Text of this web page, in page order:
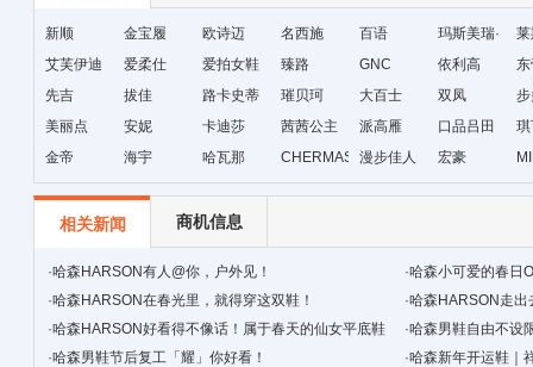
新顺 金宝履 欧诗迈 名西施 百语
玛斯美瑞·
琳
艾芙伊迪
爱柔仕 爱拍女鞋 臻路 GNC 依利高
先吉
拔佳
路卡史蒂
芙
璀贝珂 大百士 双凤
美丽点
安妮 卡迪莎 茜茜公主 派高雁 口品吕田
金帝
海宇 哈瓦那 CHERMAS&KAETH
漫步佳人 宏豪
相关新闻 商机信息
·哈森HARSON有人@你，户外见！ ·哈森小可爱的春日
·哈森HARSON在春光里，就得穿这双鞋！ ·哈森HARSON走出
·哈森HARSON好看得不像话！属于春天的仙女平底鞋 ·哈森男鞋自由不设
·哈森男鞋节后复工「耀」你好看！ ·哈森新年开运鞋｜